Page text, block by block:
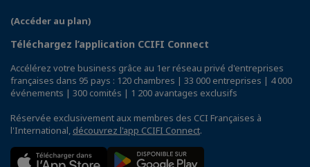
(Accéder au plan)
Téléchargez l’application CCIFI Connect
Accélérez votre business grâce au 1er réseau privé d'entreprises
françaises dans 95 pays : 120 chambres | 33 000 entreprises | 4 000
événements | 300 comités | 1 200 avantages exclusifs
Réservée exclusivement aux membres des CCI Françaises à
l'International, découvrez l'app CCIFI Connect.